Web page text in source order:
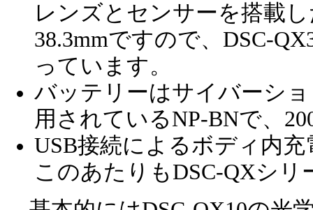
レンズとセンサーを搭載
38.3mmですので、DSC-
っています。
バッテリーはサイバーシ
用されているNP-BNで、
USB接続によるボディ内
このあたりもDSC-QXシリ